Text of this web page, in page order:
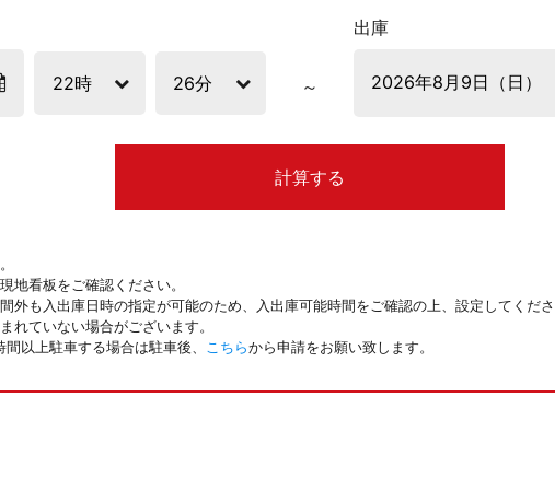
出庫
計算する
地看板をご確認ください。
外も入出庫日時の指定が可能のため、入出庫可能時間をご確認の上、設定してくだ
れていない場合がございます。
以上駐車する場合は駐車後、
こちらから申請をお願い致します。